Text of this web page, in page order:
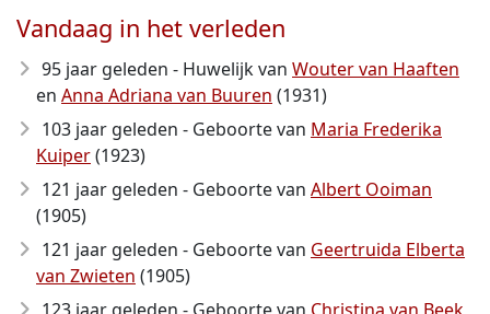
Vandaag in het verleden
95 jaar geleden - Huwelijk van Wouter van Haaften
en Anna Adriana van Buuren (1931)
103 jaar geleden - Geboorte van Maria Frederika
Kuiper(1923)
121 jaar geleden - Geboorte van Albert Ooiman
(1905)
121 jaar geleden - Geboorte van Geertruida Elberta
van Zwieten (1905)